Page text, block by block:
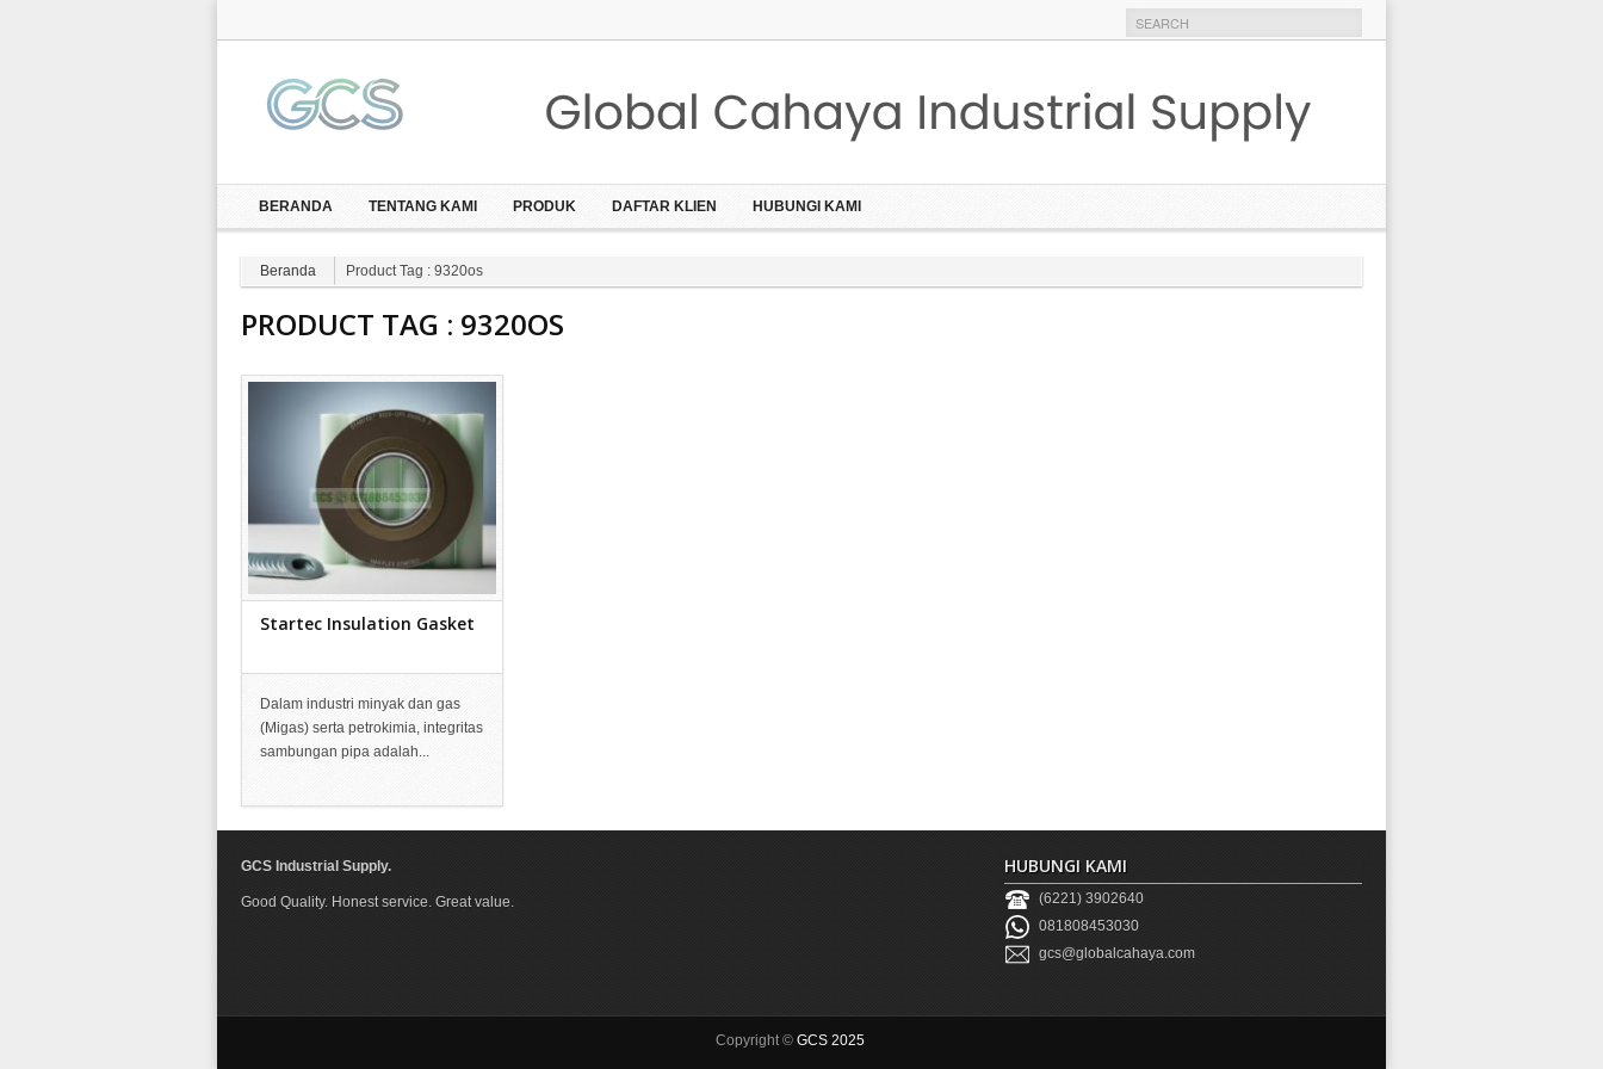
BERANDA TENTANG KAMI PRODUK DAFTAR KLIEN HUBUNGI KAMI
Beranda Product Tag : 9320os
PRODUCT TAG : 9320OS
Startec Insulation Gasket
Dalam industri minyak dan gas
(Migas) serta petrokimia, integritas
sambungan pipa adalah...
GCS Industrial Supply.
Good Quality. Honest service. Great value.
HUBUNGI KAMI
(6221) 3902640
081808453030
gcs@globalcahaya.com
Copyright © GCS 2025